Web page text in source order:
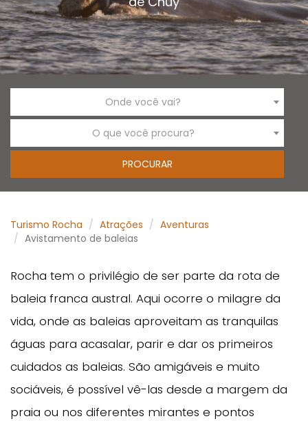
Onde você vai?
O que você procura?
Turismo Rocha Atrações
Aventuras
Avistamento de baleias
Rocha tem o privilégio de ser parte da rota de
baleia franca austral. Aqui ocorre o milagre da
vida, onde as baleias aproveitam as tranquilas
águas para acasalar, parir e dar os primeiros
cuidados as baleias. São amigáveis e muito
sociáveis, é possível vê-las desde a margem da
praia ou nos diferentes mirantes e pontos